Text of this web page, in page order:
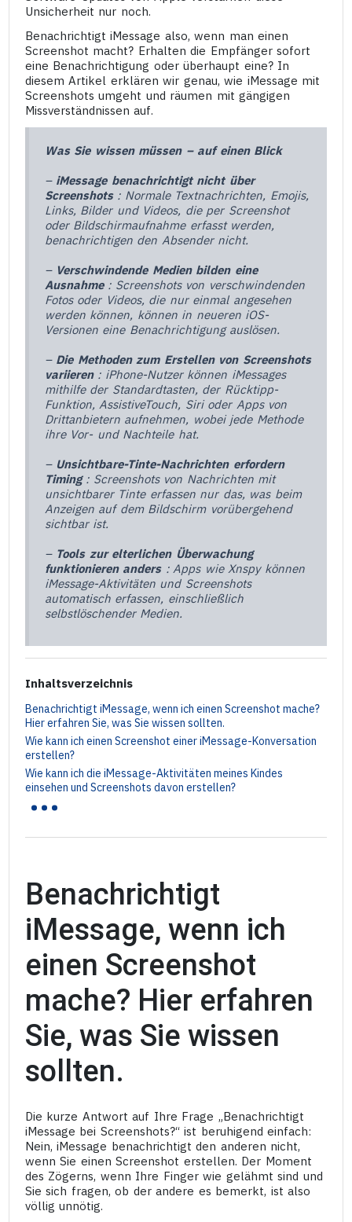
Unsicherheit nur noch.
Benachrichtigt iMessage also, wenn man einen
Screenshot macht? Erhalten die Empfänger sofort
eine Benachrichtigung oder überhaupt eine? In
diesem Artikel erklären wir genau, wie iMessage mit
Screenshots umgeht und räumen mit gängigen
Missverständnissen auf.
Was Sie wissen müssen – auf einen Blick
– iMessage benachrichtigt nicht über
Screenshots: Normale Textnachrichten, Emojis,
Links, Bilder und Videos, die per Screenshot
oder Bildschirmaufnahme erfasst werden,
benachrichtigen den Absender nicht.
– Verschwindende Medien bilden eine
Ausnahme: Screenshots von verschwindenden
Fotos oder Videos, die nur einmal angesehen
werden können, können in neueren iOS-
Versionen eine Benachrichtigung auslösen.
– Die Methoden zum Erstellen von Screenshots
variieren: iPhone-Nutzer können iMessages
mithilfe der Standardtasten, der Rücktipp-
Funktion, AssistiveTouch, Siri oder Apps von
Drittanbietern aufnehmen, wobei jede Methode
ihre Vor- und Nachteile hat.
– Unsichtbare-Tinte-Nachrichten erfordern
Timing: Screenshots von Nachrichten mit
unsichtbarer Tinte erfassen nur das, was beim
Anzeigen auf dem Bildschirm vorübergehend
sichtbar ist.
– Tools zur elterlichen Überwachung
funktionieren anders: Apps wie Xnspy können
iMessage-Aktivitäten und Screenshots
automatisch erfassen, einschließlich
selbstlöschender Medien.
Inhaltsverzeichnis
Benachrichtigt iMessage, wenn ich einen Screenshot mache?
Hier erfahren Sie, was Sie wissen sollten.
Wie kann ich einen Screenshot einer iMessage-Konversation
erstellen?
Wie kann ich die iMessage-Aktivitäten meines Kindes
einsehen und Screenshots davon erstellen?
...
Benachrichtigt
iMessage, wenn ich
einen Screenshot
mache? Hier erfahren
Sie, was Sie wissen
sollten.
Die kurze Antwort auf Ihre Frage „Benachrichtigt
iMessage bei Screenshots?“ ist beruhigend einfach:
Nein, iMessage benachrichtigt den anderen nicht,
wenn Sie einen Screenshot erstellen. Der Moment
des Zögerns, wenn Ihre Finger wie gelähmt sind und
Sie sich fragen, ob der andere es bemerkt, ist also
völlig unnötig.